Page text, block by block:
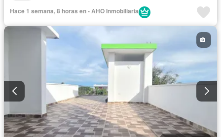
Hace 1 semana, 8 horas en - AHO Inmobiliaria